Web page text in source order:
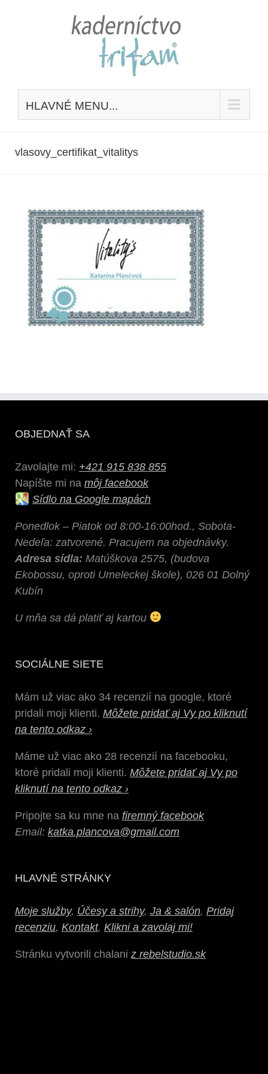
HLAVNÉ MENU...
vlasovy_certifikat_vitalitys
OBJEDNAŤ SA
Zavolajte mi: +421 915 838 855
Napíšte mi na môj facebook
Sídlo na Google mapách
Ponedlok – Piatok od 8:00-16:00hod., Sobota-
Nedeľa: zatvorené. Pracujem na objednávky.
Adresa sídla: Matúškova 2575, (budova
Ekobossu, oproti Umeleckej škole), 026 01 Dolný
Kubín
U mňa sa dá platiť aj kartou
SOCIÁLNE SIETE
Mám už viac ako 34 recenzií na google, ktoré
pridali moji klienti. Môžete pridať aj Vy po kliknutí
na tento odkaz ›
Máme už viac ako 28 recenzií na facebooku,
ktoré pridali moji klienti. Môžete pridať aj Vy po
kliknutí na tento odkaz ›
Pripojte sa ku mne na firemný facebook
Email: katka.plancova@gmail.com
HLAVNÉ STRÁNKY
Moje služby, Účesy a strihy, Ja & salón, Pridaj
recenziu, Kontakt, Klikni a zavolaj mi!
Stránku vytvorili chalani z rebelstudio.sk